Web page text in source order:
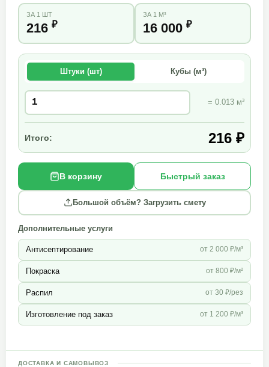
ЗА 1 ШТ
216 ₽
ЗА 1 М³
16 000 ₽
Штуки (шт) Кубы (м³)
= 0.013 м³
Итого: 216 ₽
В корзину Быстрый заказ
Большой объём? Загрузить смету
Дополнительные услуги
Антисептирование от 2 000 ₽/м³
Покраска от 800 ₽/м²
Распил от 30 ₽/рез
Изготовление под заказ от 1 200 ₽/м³
ДОСТАВКА И САМОВЫВОЗ